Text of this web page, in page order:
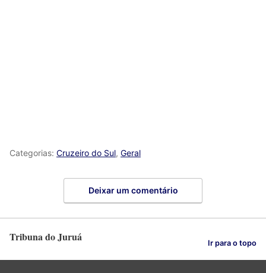
Categorias: Cruzeiro do Sul, Geral
Deixar um comentário
Tribuna do Juruá Ir para o topo